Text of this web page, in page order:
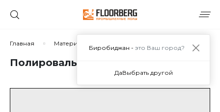
Главная Материалы Дополнительные материалы
Полировальные пады
Биробиджан - это Ваш город?
ДаВыбрать другой